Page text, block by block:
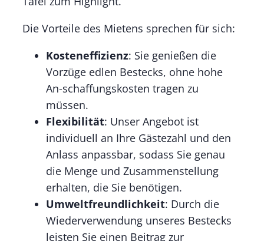
Die Vorteile des Mietens sprechen für sich:
Kosteneffizienz: Sie genießen die
Vorzüge edlen Bestecks, ohne hohe
An-schaffungskosten tragen zu
müssen.
Flexibilität: Unser Angebot ist
individuell an Ihre Gästezahl und den
Anlass anpassbar, sodass Sie genau
die Menge und Zusammenstellung
erhalten, die Sie benötigen.
Umweltfreundlichkeit: Durch die
Wiederverwendung unseres Bestecks
leisten Sie einen Beitrag zur